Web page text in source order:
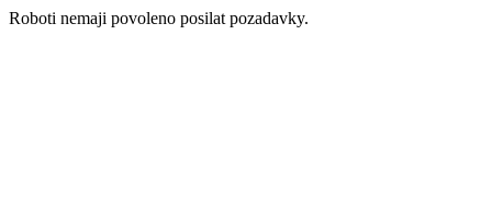
Roboti nemaji povoleno posilat pozadavky.